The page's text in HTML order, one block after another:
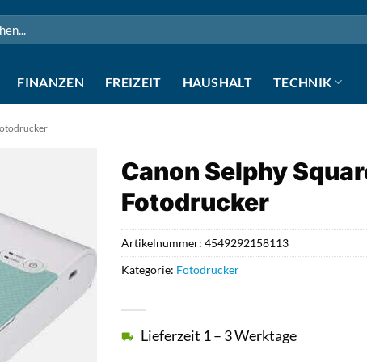
FINANZEN FREIZEIT HAUSHALT TECHNIK
Canon Selphy
Fotodrucker
Lieferzeit 1 – 3 Werktage
Artikelnummer: 4549292158113
Kategorie: Fotodrucker